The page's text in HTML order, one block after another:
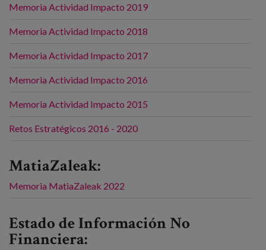
Memoria Actividad Impacto 2019
Memoria Actividad Impacto 2018
Memoria Actividad Impacto 2017
Memoria Actividad Impacto 2016
Memoria Actividad Impacto 2015
Retos Estratégicos 2016 - 2020
MatiaZaleak:
Memoria MatiaZaleak 2022
Estado de Información No
Financiera: